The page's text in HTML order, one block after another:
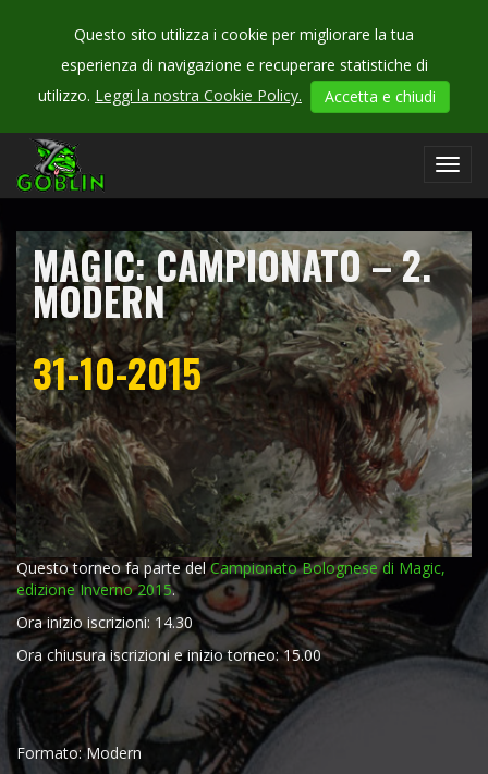
Questo sito utilizza i cookie per migliorare la tua
esperienza di navigazione e recuperare statistiche di
utilizzo. Leggi la nostra Cookie Policy. Accetta e chiudi
CHECK
OUR
MAGIC: CAMPIONATO – 2.
MODERN
31-10-2015
Questo torneo fa parte delCampionato Bolognese di Magic,
edizione Inverno 2015.
Ora inizio iscrizioni: 14.30
Ora chiusura iscrizioni e inizio torneo: 15.00
Formato: Modern